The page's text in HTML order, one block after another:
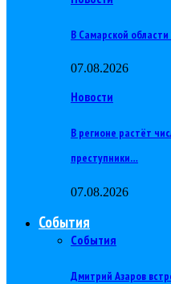
В Самарской
07.08.2026
Новости
В регионе растёт
преступники…
07.08.2026
События
События
Дмитрий Азаров